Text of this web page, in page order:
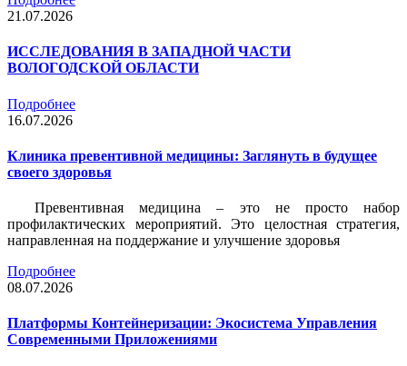
21.07.2026
ИССЛЕДОВАНИЯ В ЗАПАДНОЙ ЧАСТИ
ВОЛОГОДСКОЙ ОБЛАСТИ
Подробнее
16.07.2026
Клиника превентивной медицины: Заглянуть в будущее
своего здоровья
Превентивная медицина – это не просто набор
профилактических мероприятий. Это целостная стратегия,
направленная на поддержание и улучшение здоровья
Подробнее
08.07.2026
Платформы Контейнеризации: Экосистема Управления
Современными Приложениями